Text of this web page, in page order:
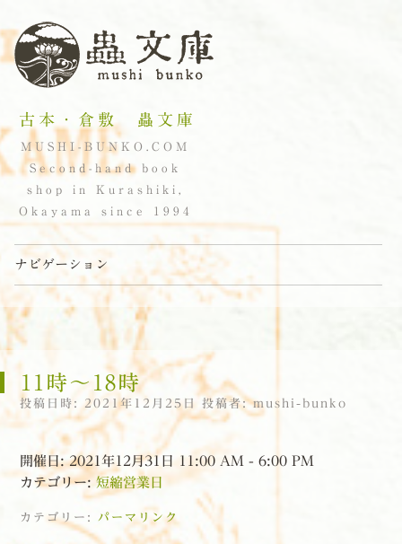
古本・倉敷 蟲文庫
MUSHI-BUNKO.COM
Second-hand book
shop in Kurashiki,
Okayama since 1994
ナビゲーション
コンテンツへスキップ
11時〜18時
投稿日時: 2021年12月25日 投稿者:mushi-bunko
開催日: 2021年12月31日 11:00 AM - 6:00 PM
カテゴリー: 短縮営業日
カテゴリー: パーマリンク